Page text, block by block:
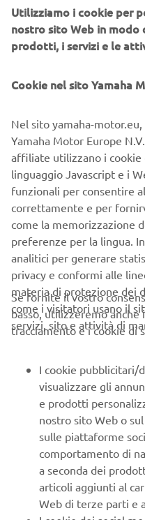
Pannello di avvio/arresto
Veloce, affidabile e senza
Interruttore di avvio/
Pannello di avviamento/
multimotore. Controllo
qualsiasi motore con
Utilizziamo i cookie per
nostro sito Web in
prodotti, i servizi e le
Cookie nel sito Yamaha
Nel sito yamaha-
Yamaha Motor Europe
affiliate utilizzano i cookie
linguaggio Javascript e i
funzionali per consentire
correttamente e per
come la memorizzazione
preferenze per la lingua.
analitici per generare
privacy e conformi alle
materia di protezione dei
come i visitatori usano il
servizi, sito e attività di
Se fornite il vostro
basso, utilizzeremo
tracciamento e i cookie di
I cookie pubblicitari/
visualizzare gli
e prodotti
nostro sito Web o
sulle piattaforme
comportamento di
a seconda dei
articoli aggiunti al
Web di terze parti e